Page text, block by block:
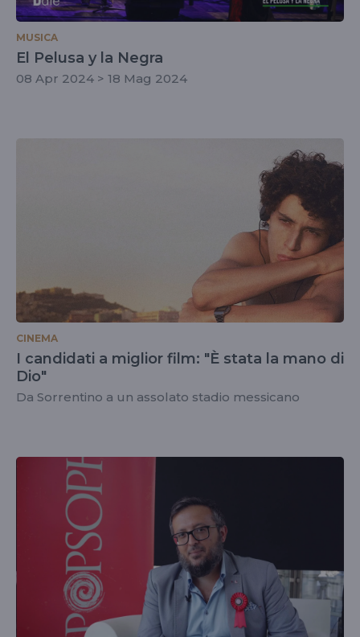
MUSICA
El Pelusa y la Negra
08 Apr 2024 > 18 Mag 2024
CINEMA
I candidati a miglior film: "È stata la mano di
Dio"
Da Sorrentino a un assolato stadio messicano